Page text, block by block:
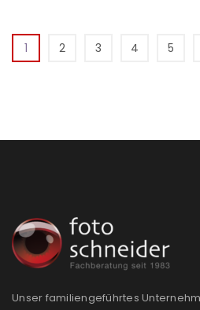
1 2 3 4 5
Unser familiengeführtes